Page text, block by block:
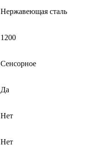
Нержавеющая сталь
1200
Сенсорное
Да
Нет
Нет